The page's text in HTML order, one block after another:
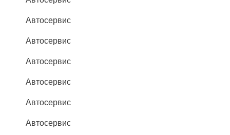
Автосервис
Автосервис
Автосервис
Автосервис
Автосервис
Автосервис